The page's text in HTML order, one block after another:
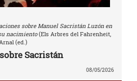
sobre Manuel Sacristán Luzón en
nacimiento(Els Arbres del Fahrenheit,
(ed.)
Sacristán
08/05/2026